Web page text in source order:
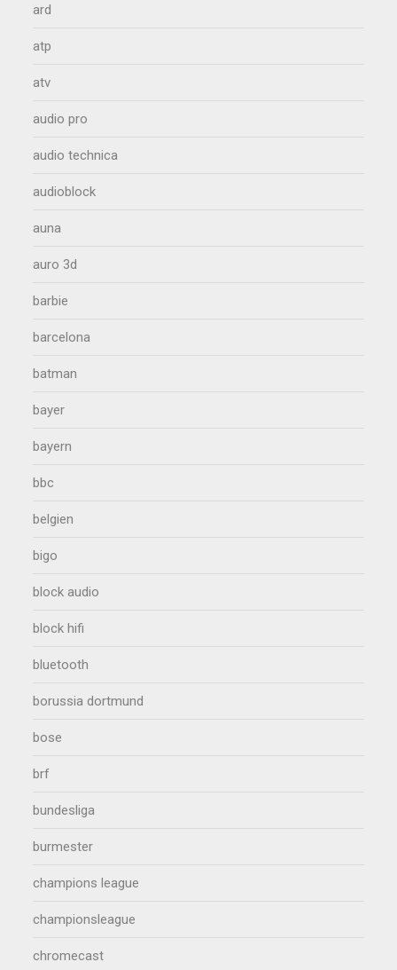
ard
atp
atv
audio pro
audio technica
audioblock
auna
auro 3d
barbie
barcelona
batman
bayer
bayern
bbc
belgien
bigo
block audio
block hifi
bluetooth
borussia dortmund
bose
brf
bundesliga
burmester
champions league
championsleague
chromecast